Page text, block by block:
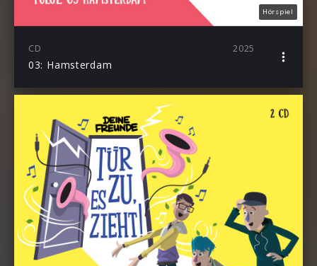
Hörspiel
CD 2025
03: Hamsterdam